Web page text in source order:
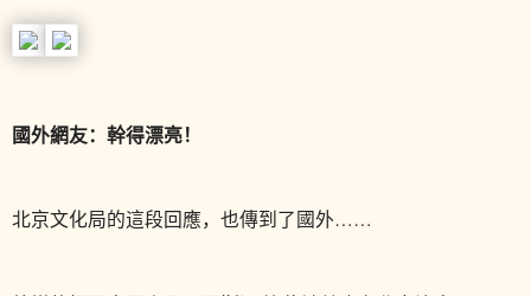
國外網友：幹得漂亮！
北京文化局的這段回應，也傳到了國外……